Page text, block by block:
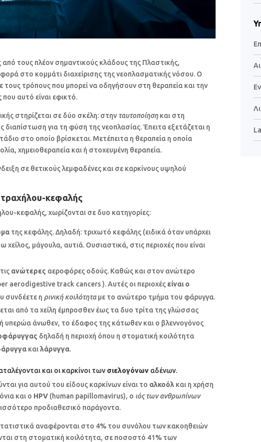
από τους πλέον σημαντικούς κλάδους της Πλαστικής,
στο κομμάτι διαχείρισης της νεοπλασματικής νόσου. Ο
τους τρόπους που μπορεί να οδηγήσουν στη θεραπεία και την
που αυτό είναι εφικτό.
στηρίζεται σε δύο σκέλη: στην ταυτοποίηση και στη
διαπίστωση για τη φύση της νεοπλασίας. Έπειτα εξετάζεται η
στο οποίο βρίσκεται. Μετέπειτα η θεραπεία η οποία
χημειοθεραπεία και ή στοχευμένη θεραπεία.
σε θετικούς λεμφαδένες και σε καρκίνους υψηλού
τραχήλου-κεφαλής
κεφαλής, χωρίζονται σε δυο κατηγορίες:
της κεφάλης. Δηλαδή: τριχωτό κεφάλης (ειδικά όταν υπάρχει
μάγουλα, αυτιά. Ουσιαστικά, στις περιοχές που είναι
ανώτερες αεροφόρες οδούς. Καθώς και στον ανώτερο
aerodigestive track cancers ). Αυτές οι περιοχές είναι ο
συνδέετε η ρινική κοιλότηταμε το ανώτερο τμήμα του φάρυγγα.
από τα χείλη έμπροσθεν έως τα δυο τρίτα της γλώσσας
υπερώα άνωθεν, το έδαφος της κάτωθεν και ο βλεννογόνος
δηλαδή η περιοχή όπου η στοματική κοιλότητα
καιλάρυγγα.
και οι καρκίνοι των σιελογόνων αδένων.
για αυτού του είδους καρκίνων είναι το αλκοόλ και η χρήση
και ο HPV (human papillomavirus), ο ιός των ανθρωπίνων
προδιαθεσικό παράγοντα.
αναφέρονται στο 4% του συνόλου των κακοηθειών
στη στοματική κοιλότητα, σε ποσοστό 41% των